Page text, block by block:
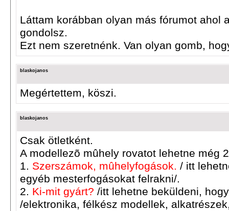
Láttam korábban olyan más fórumot ahol
gondolsz.
Ezt nem szeretnénk. Van olyan gomb,
blaskojanos
Megértettem, köszi.
blaskojanos
Csak ötletként.
A modellezõ mûhely rovatot lehetne még
1. Szerszámok, mûhelyfogások. / itt
egyéb mesterfogásokat felrakni/.
2. Ki-mit gyárt? /itt lehetne beküldeni,
/elektronika, félkész modellek,